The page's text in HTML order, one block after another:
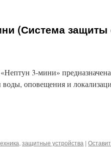
(Система защиты
3-мини»
оповещения и
, защитные устройства |